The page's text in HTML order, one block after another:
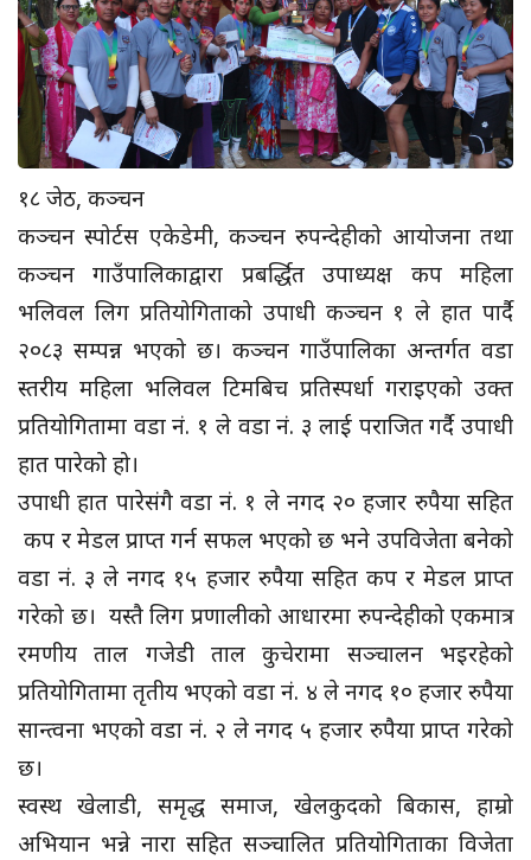
१८ जेठ, कञ्चन
कञ्चन स्पोर्टस एकेडेमी, कञ्चन रुपन्देहीको आयोजना तथा
कञ्चन गाउँपालिकाद्वारा प्रबर्द्धित उपाध्यक्ष कप महिला
भलिवल लिग प्रतियोगिताको उपाधी कञ्चन १ ले हात पार्दै
२०८३ सम्पन्न भएको छ। कञ्चन गाउँपालिका अन्तर्गत वडा
स्तरीय महिला भलिवल टिमबिच प्रतिस्पर्धा गराइएको उक्त
प्रतियोगितामा वडा नं. १ ले वडा नं. ३ लाई पराजित गर्दै उपाधी
हात पारेको हो।
उपाधी हात पारेसंगै वडा नं. १ ले नगद २० हजार रुपैया सहित
कप र मेडल प्राप्त गर्न सफल भएको छ भने उपविजेता बनेको
वडा नं. ३ ले नगद १५ हजार रुपैया सहित कप र मेडल प्राप्त
गरेको छ। यस्तै लिग प्रणालीको आधारमा रुपन्देहीको एकमात्र
रमणीय ताल गजेडी ताल कुचेरामा सञ्चालन भइरहेको
प्रतियोगितामा तृतीय भएको वडा नं. ४ ले नगद १० हजार रुपैया
सान्त्वना भएको वडा नं. २ ले नगद ५ हजार रुपैया प्राप्त गरेको
छ।
स्वस्थ खेलाडी, समृद्ध समाज, खेलकुदको बिकास, हाम्रो
अभियान भन्ने नारा सहित सञ्चालित प्रतियोगिताका विजेता